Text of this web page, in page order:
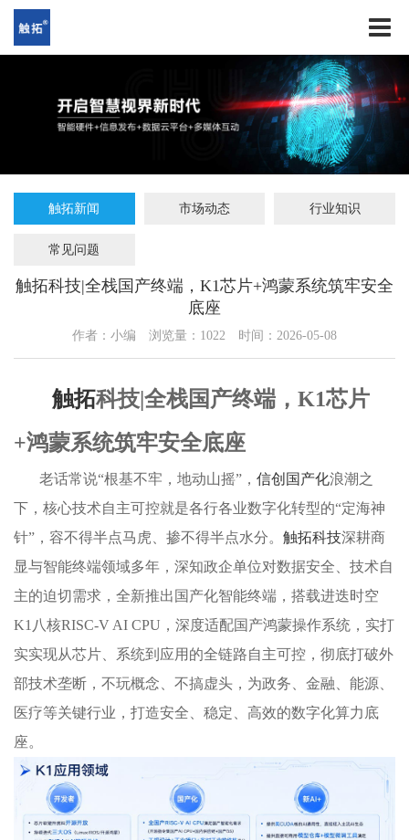
触拓新闻 市场动态 行业知识
常见问题
触拓科技|全栈国产终端，K1芯片+鸿蒙系统筑牢安全
底座
作者：小编 浏览量： 1022 时间：2026-05-08
触拓科技|全栈国产终端，K1芯片
+鸿蒙系统筑牢安全底座
老话常说“根基不牢，地动山摇”， 信创国产化浪潮之
下，核心技术自主可控就是各行各业数字化转型的“定海神
针”，容不得半点马虎、掺不得半点水分。 触拓科技深耕商
显与智能终端领域多年，深知政企单位对数据安全、技术自
主的迫切需求，全新推出国产化智能终端，搭载进迭时空
K1八核RISC-V AI CPU，深度适配国产鸿蒙操作系统，实打
实实现从芯片、系统到应用的全链路自主可控，彻底打破外
部技术垄断，不玩概念、不搞虚头，为政务、金融、能源、
医疗等关键行业，打造安全、稳定、高效的数字化算力底
座。